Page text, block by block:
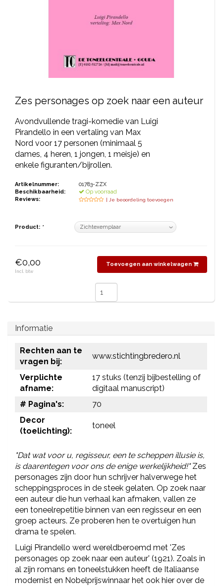
SKETCHES
Zes personages op zoek naar een auteur
Avondvullende tragi-komedie van Luigi
Pirandello in een vertaling van Max
Nord voor 17 personen (minimaal 5
dames, 4 heren, 1 jongen, 1 meisje) en
enkele figuranten/bijrollen.
Artikelnummer:
01783-ZZX
Beschikbaarheid:
Op voorraad
Reviews:
| Je beoordeling toevoegen
Product: *
€0,00
Incl. btw
Toevoegen aan winkelwagen
Informatie
Rechten aan te
vragen bij:
www.stichtingbredero.nl
Verplichte
afname:
17 stuks (tenzij bijbestelling of
digitaal manuscript)
# Pagina's:
70
Decor
(toelichting):
toneel
"Dat wat voor u, regisseur, een te scheppen illusie is,
is daarentegen voor ons de enige werkelijkheid!"Zes
personages zijn door hun schrijver halverwege het
scheppingsproces in de steek gelaten. Op zoek naar
een auteur die hun verhaal kan afmaken, vallen ze
een toneelrepetitie binnen van een regisseur en een
groep acteurs. Ze proberen hen te overtuigen hun
drama te spelen.
Luigi Pirandello werd wereldberoemd met 'Zes
personages op zoek naar een auteur' (1921). Zoals in
al zijn romans en toneelstukken heeft de Italiaanse
modernist en Nobelprijswinnaar het ook hier over de